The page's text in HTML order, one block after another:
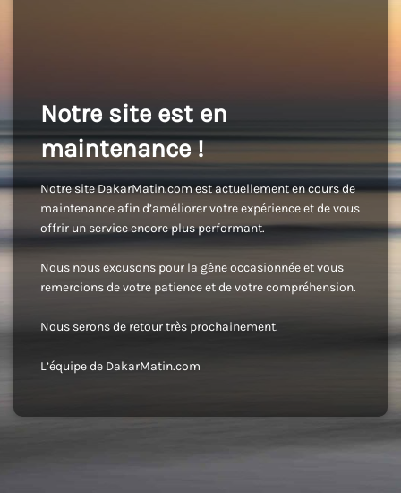
Notre site est en
maintenance !
Notre site DakarMatin.com est actuellement en cours de
maintenance afin d’améliorer votre expérience et de vous
offrir un service encore plus performant.
Nous nous excusons pour la gêne occasionnée et vous
remercions de votre patience et de votre compréhension.
Nous serons de retour très prochainement.
L’équipe de DakarMatin.com